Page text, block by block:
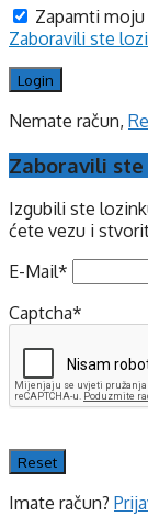
Zapamti moju
Zaboravili ste
Nemate račun,
Zaboravili
Izgubili ste
ćete vezu i
E-Mail*
Captcha*
Imate račun?